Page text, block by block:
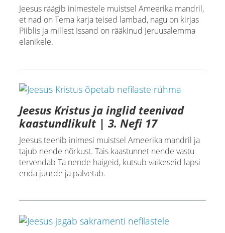
Jeesus räägib inimestele muistsel Ameerika mandril,
et nad on Tema karja teised lambad, nagu on kirjas
Piiblis ja millest Issand on rääkinud Jeruusalemma
elanikele.
Jeesus Kristus ja inglid teenivad
kaastundlikult | 3. Nefi 17
Jeesus teenib inimesi muistsel Ameerika mandril ja
tajub nende nõrkust. Täis kaastunnet nende vastu
tervendab Ta nende haigeid, kutsub väikeseid lapsi
enda juurde ja palvetab.